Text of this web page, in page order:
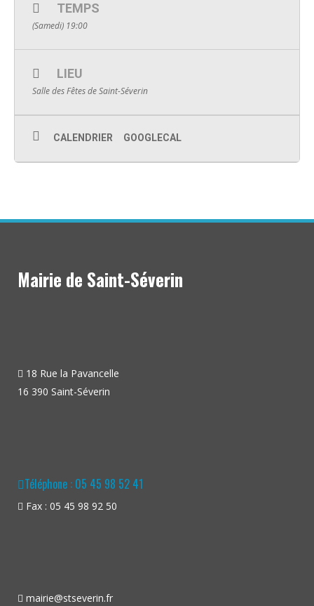
TEMPS
(Samedi) 19:00
LIEU
Salle des Fêtes de Saint-Séverin
CALENDRIER GOOGLECAL
Mairie de Saint-Séverin
18 Rue la Pavancelle
16 390 Saint-Séverin
Téléphone : 05 45 98 52 41
Fax : 05 45 98 92 50
mairie@stseverin.fr